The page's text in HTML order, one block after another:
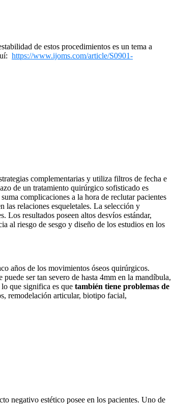
de estos procedimientos es un tema a
https://www.ijoms.com/article/S0901-
complementarias y utiliza filtros de fecha e
de un tratamiento quirúrgico sofisticado es
complicaciones a la hora de reclutar pacientes
las relaciones esqueletales. La selección y
Los resultados poseen altos desvíos estándar,
al riesgo de sesgo y diseño de los estudios en los
años de los movimientos óseos quirúrgicos.
ser tan severo de hasta 4mm en la mandíbula,
lo que significa es que también tiene problemas de
remodelación articular, biotipo facial,
negativo estético posee en los pacientes. Uno de